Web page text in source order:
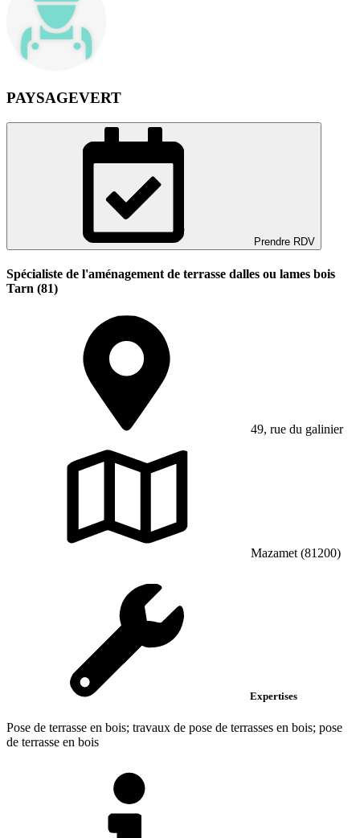
PAYSAGEVERT
Prendre RDV
Spécialiste de l'aménagement de terrasse dalles ou lames bois
Tarn (81)
49, rue du galinier
Mazamet (81200)
Expertises
Pose de terrasse en bois; travaux de pose de terrasses en bois; pose
de terrasse en bois